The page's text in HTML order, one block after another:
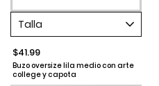
Talla
$41.99
Buzo oversize lila medio con arte
college y capota